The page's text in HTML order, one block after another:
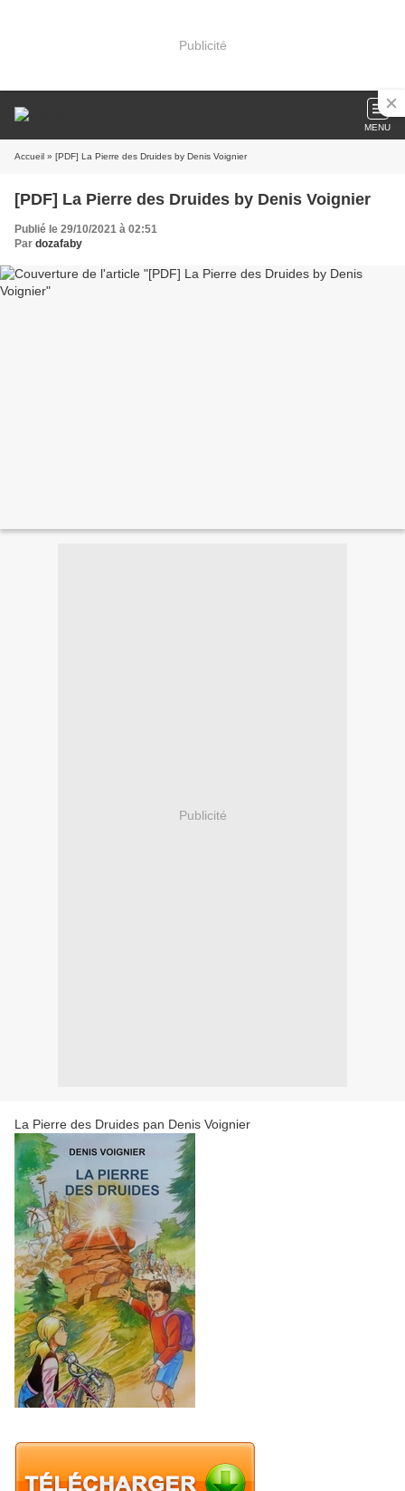
Publicité
MENU
Accueil » [PDF] La Pierre des Druides by Denis Voignier
[PDF] La Pierre des Druides by Denis Voignier
Publié le 29/10/2021 à 02:51
Par dozafaby
Publicité
La Pierre des Druides pan Denis Voignier